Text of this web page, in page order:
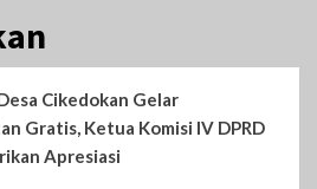
Cikedokan Gelar
Gratis, Ketua Komisi IV DPRD
Apresiasi